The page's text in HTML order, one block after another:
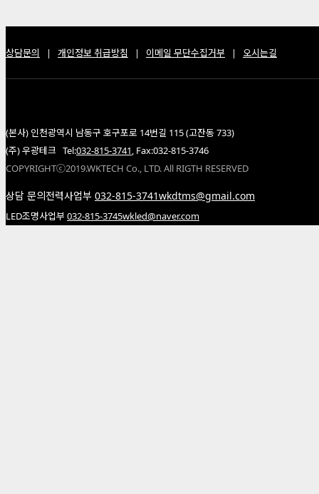
상담문의 | 개인정보 취급방침 | 이메일 무단수집거부 | 오시는길
(본사) 인천광역시 남동구 호구포로 14번길 115 (고잔동 733)
(주) 우광테크 Tel:032-815-3741 , Fax:032-815-3746
COPYRIGHTⓒ2019.WKTECH Co., LTD. All RIGTH RESERVED
상담 문의전력사업부 032-815-3741wkdtms@gmail.com
LED조명사업부 032-815-3745wkled@naver.com